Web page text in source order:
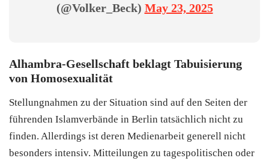
(@Volker_Beck) May 23, 2025
Alhambra-Gesellschaft beklagt Tabuisierung
von Homosexualität
Stellungnahmen zu der Situation sind auf den Seiten der
führenden Islamverbände in Berlin tatsächlich nicht zu
finden. Allerdings ist deren Medienarbeit generell nicht
besonders intensiv. Mitteilungen zu tagespolitischen oder